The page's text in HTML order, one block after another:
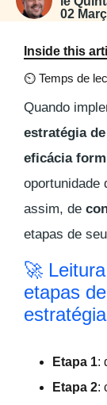
02
Inside this
⏲ Temps de
Quando
estratégia
eficácia
oportunidade
assim, de
etapas de seu
🚀
etapas
Etapa 1:
Etapa 2: